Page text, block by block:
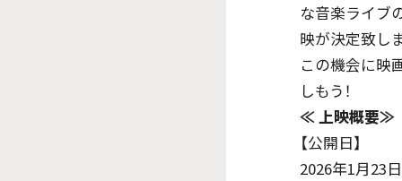
な音楽ライブ
映が決定致し
この機会に映
しもう！
≪上映概要≫
【公開日】
2026年1月23